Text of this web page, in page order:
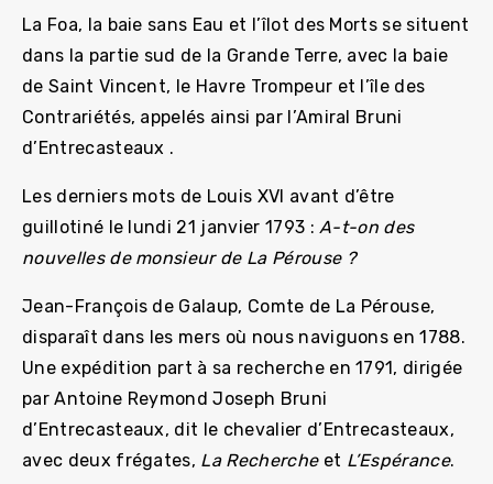
La Foa, la baie sans Eau et l’îlot des Morts se situent
dans la partie sud de la Grande Terre, avec la baie
de Saint Vincent, le Havre Trompeur et l’île des
Contrariétés, appelés ainsi par l’Amiral Bruni
d’Entrecasteaux .
Les derniers mots de Louis XVI avant d’être
guillotiné le lundi 21 janvier 1793 :A-t-on des
nouvelles de monsieur de La Pérouse ?
Jean-François de Galaup, Comte de La Pérouse,
disparaît dans les mers où nous naviguons en 1788.
Une expédition part à sa recherche en 1791, dirigée
par Antoine Reymond Joseph Bruni
d’Entrecasteaux, dit le chevalier d’Entrecasteaux,
avec deux frégates, La Rechercheet L’Espérance.